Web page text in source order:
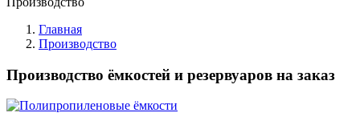
Главная
Производство
Производство ёмкостей и резервуаров на заказ